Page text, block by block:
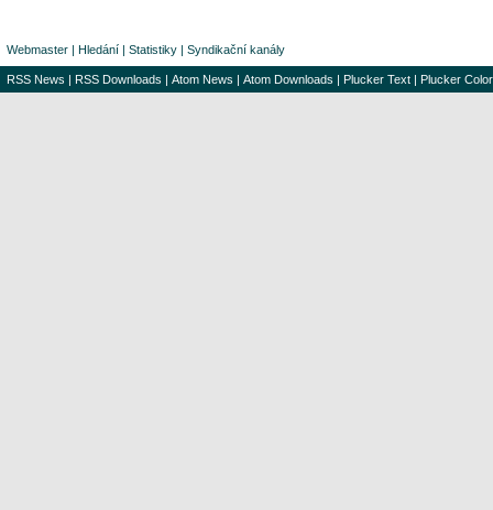
Webmaster | Hledání | Statistiky | Syndikační kanály
RSS News | RSS Downloads | Atom News | Atom Downloads | Plucker Text | Plucker Color